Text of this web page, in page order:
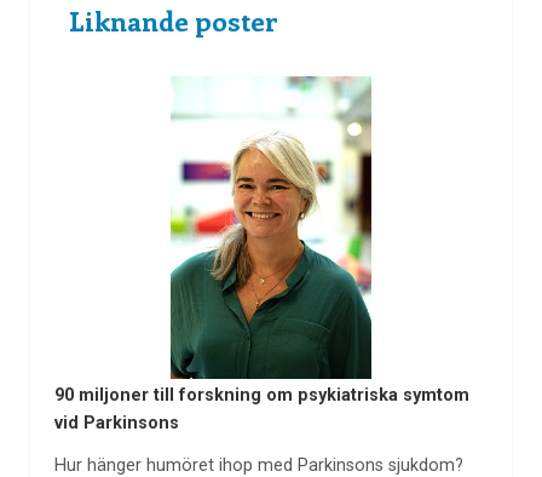
Liknande poster
90 miljoner till forskning om psykiatriska symtom
vid Parkinsons
Hur hänger humöret ihop med Parkinsons sjukdom?